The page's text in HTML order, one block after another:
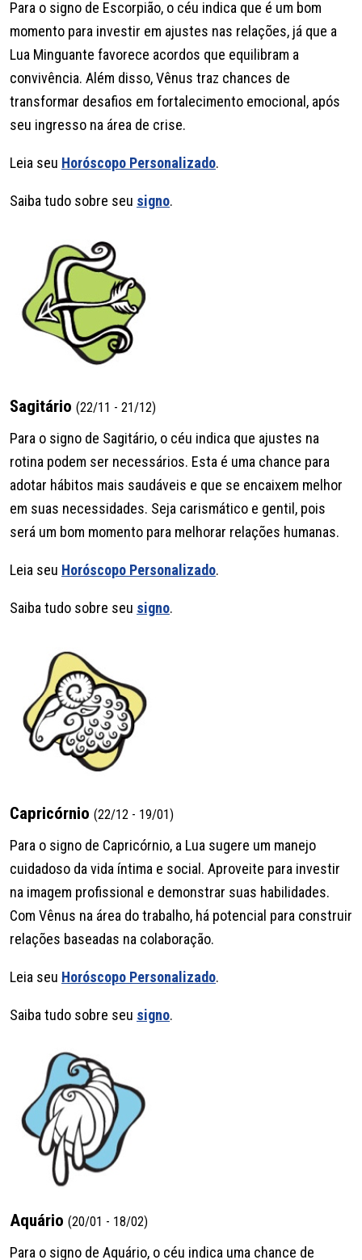
Para o signo de Escorpião, o céu indica que é um bom
momento para investir em ajustes nas relações, já que a
Lua Minguante favorece acordos que equilibram a
convivência. Além disso, Vênus traz chances de
transformar desafios em fortalecimento emocional, após
seu ingresso na área de crise.
Leia seu Horóscopo Personalizado.
Saiba tudo sobre seu signo.
Sagitário (22/11 - 21/12)
Para o signo de Sagitário, o céu indica que ajustes na
rotina podem ser necessários. Esta é uma chance para
adotar hábitos mais saudáveis e que se encaixem melhor
em suas necessidades. Seja carismático e gentil, pois
será um bom momento para melhorar relações humanas.
Leia seu Horóscopo Personalizado.
Saiba tudo sobre seu signo.
Capricórnio (22/12 - 19/01)
Para o signo de Capricórnio, a Lua sugere um manejo
cuidadoso da vida íntima e social. Aproveite para investir
na imagem profissional e demonstrar suas habilidades.
Com Vênus na área do trabalho, há potencial para construir
relações baseadas na colaboração.
Leia seu Horóscopo Personalizado.
Saiba tudo sobre seu signo.
Aquário (20/01 - 18/02)
Para o signo de Aquário, o céu indica uma chance de